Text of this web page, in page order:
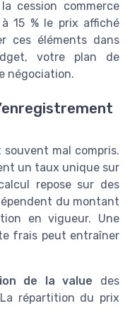
cession commerce
15 % le prix affiché
ces éléments dans
votre plan de
négociation.
mal compris.
un taux unique sur
repose sur des
du montant
en vigueur. Une
frais peut entraîner
de la value des
répartition du prix